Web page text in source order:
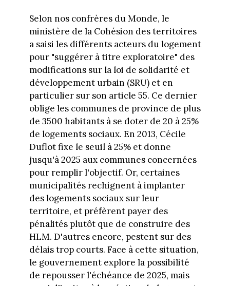
Selon nos confrères du Monde, le
ministère de la Cohésion des territoires
a saisi les différents acteurs du logement
pour "suggérer à titre exploratoire" des
modifications sur la loi de solidarité et
développement urbain (SRU) et en
particulier sur son article 55. Ce dernier
oblige les communes de province de plus
de 3500 habitants à se doter de 20 à 25%
de logements sociaux. En 2013, Cécile
Duflot fixe le seuil à 25% et donne
jusqu'à 2025 aux communes concernées
pour remplir l'objectif. Or, certaines
municipalités rechignent à implanter
des logements sociaux sur leur
territoire, et préfèrent payer des
pénalités plutôt que de construire des
HLM. D'autres encore, pestent sur des
délais trop courts. Face à cette situation,
le gouvernement explore la possibilité
de repousser l'échéance de 2025, mais